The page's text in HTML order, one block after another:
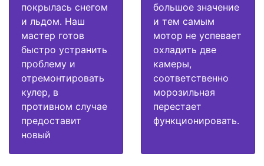
покрылась снегом
и льдом. Наш
мастер готов
быстро устранить
проблему и
отремонтировать
кулер, в
противном случае
предоставит
новый
большое значение
и тем самым
мотор не успевает
охладить две
камеры,
соответственно
морозильная
перестает
функционировать.